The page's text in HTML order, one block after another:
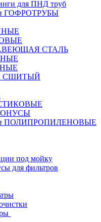
для ПНД труб
ГОФРОТРУБЫ
СТАЛЬ
СШИТЫЙ
ПОЛИПРОПИЛЕНОВЫЕ
под мойку
для фильтров